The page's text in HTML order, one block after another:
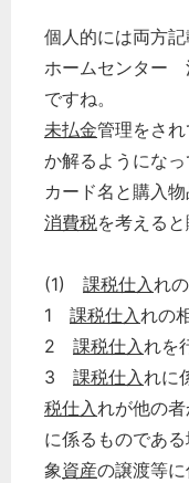
個人的には両方記
ホームセンター
ですね。
未払金管理をさ
か解るようにな
カード名と購入
消費税を考える
(1) 課税仕入れ
1 課税仕入れの
2 課税仕入れを
3 課税仕入れに
税仕入れが他の
に係るものである
象資産の譲渡等に